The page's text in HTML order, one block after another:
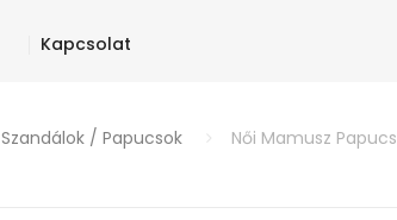
Kapcsolat
Szandálok / Papucsok Női Mamusz Papucs